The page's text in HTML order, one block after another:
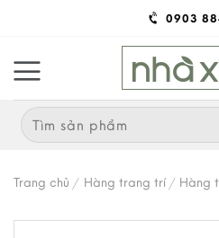
content
0903
Search
for:
Trang chủ / Hàng trang trí / Hàng